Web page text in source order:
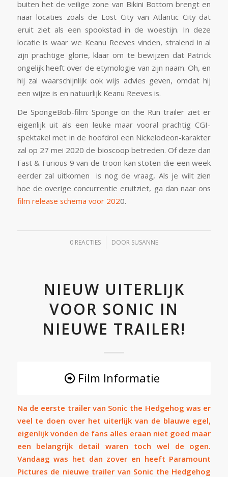
buiten het de veilige zone van Bikini Bottom brengt en
naar locaties zoals de Lost City van Atlantic City dat
eruit ziet als een spookstad in de woestijn. In deze
locatie is waar we Keanu Reeves vinden, stralend in al
zijn prachtige glorie, klaar om te bewijzen dat Patrick
ongelijk heeft over de etymologie van zijn naam. Oh, en
hij zal waarschijnlijk ook wijs advies geven, omdat hij
een wijze is en natuurlijk Keanu Reeves is.
De SpongeBob-film: Sponge on the Run trailer ziet er
eigenlijk uit als een leuke maar vooral prachtig CGI-
spektakel met in de hoofdrol een Nickelodeon-karakter
zal op 27 mei 2020 de bioscoop betreden. Of deze dan
Fast & Furious 9 van de troon kan stoten die een week
eerder zal uitkomen is nog de vraag, Als je wilt zien
hoe de overige concurrentie eruitziet, ga dan naar ons
film release schema voor 2020.
0 REACTIES
/ DOOR SUSANNE
NIEUW UITERLIJK
VOOR SONIC IN
NIEUWE TRAILER!
Film Informatie
Na de eerste trailer van Sonic the Hedgehog was er
veel te doen over het uiterlijk van de blauwe egel,
eigenlijk vonden de fans alles eraan niet goed maar
een belangrijk detail waren toch wel de ogen.
Vandaag was het dan zover en heeft Paramount
Pictures de nieuwe trailer van Sonic the Hedgehog